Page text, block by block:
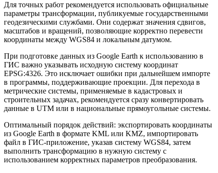
Для точных работ рекомендуется использовать официальные
параметры трансформации, публикуемые государственными
геодезическими службами. Они содержат значения сдвигов,
масштабов и вращений, позволяющие корректно перевести
координаты между WGS84 и локальным датумом.
При подготовке данных из Google Earth к использованию в
ГИС важно указывать исходную систему координат
EPSG:4326. Это исключает ошибки при дальнейшем импорте
в программы, поддерживающие проекции. Для перехода в
метрические системы, применяемые в кадастровых и
строительных задачах, рекомендуется сразу конвертировать
данные в UTM или в национальные прямоугольные системы.
Оптимальный порядок действий: экспортировать координаты
из Google Earth в формате KML или KMZ, импортировать
файл в ГИС-приложение, указав систему WGS84, затем
выполнить трансформацию в нужную систему с
использованием корректных параметров преобразования.